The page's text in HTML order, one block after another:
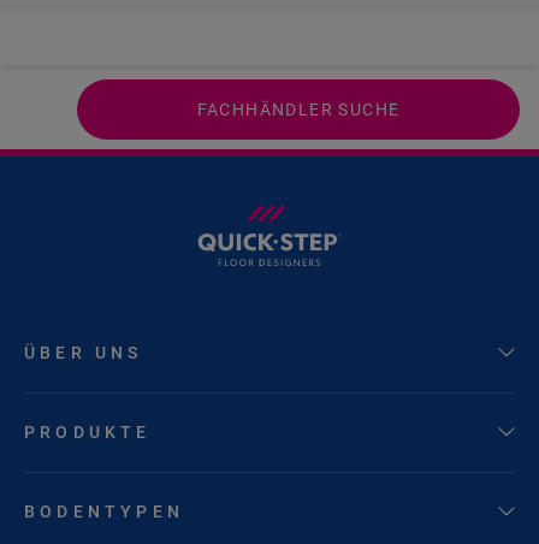
FACHHÄNDLER SUCHE
ÜBER UNS
PRODUKTE
BODENTYPEN